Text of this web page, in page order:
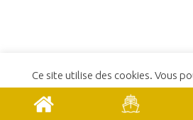
Ce site utilise des cookies. Vous